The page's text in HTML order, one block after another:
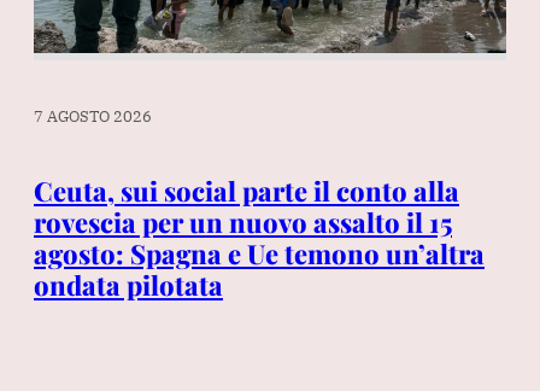
7 AGOSTO 2026
Ceuta, sui social parte il conto alla
rovescia per un nuovo assalto il 15
agosto: Spagna e Ue temono un’altra
ondata pilotata